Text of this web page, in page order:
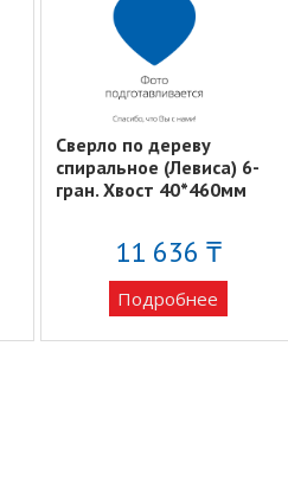
Сверло по дереву
спиральное (Левиса) 6-
гран. Хвост 40*460мм
11 636 ₸
Подробнее